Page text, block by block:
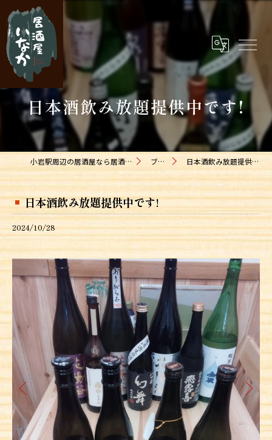
日本酒飲み放題提供中です!
小岩駅周辺の居酒屋なら居酒屋いなか ブログ 日本酒飲み放題提供中です!
日本酒飲み放題提供中です!
2024/10/28